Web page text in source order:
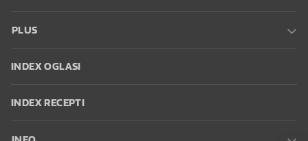
PLUS
INDEX OGLASI
INDEX RECEPTI